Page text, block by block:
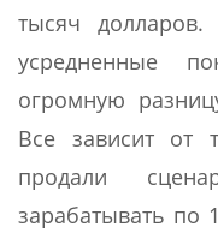
тысяч долларов.
усредненные
огромную
Все зависит от
продали
зарабатывать по